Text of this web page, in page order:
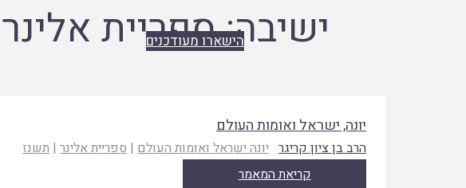
הישארו מעודכניםישיבה:ספריית אלינר
יונה, ישראל ואומות העולם
הרב בן ציון קריגר יונה ישראל ואומות העולם | ספריית אלינר | תשנז
קריאת המאמר